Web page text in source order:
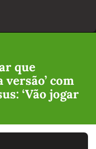
que
com
‘Vão jogar